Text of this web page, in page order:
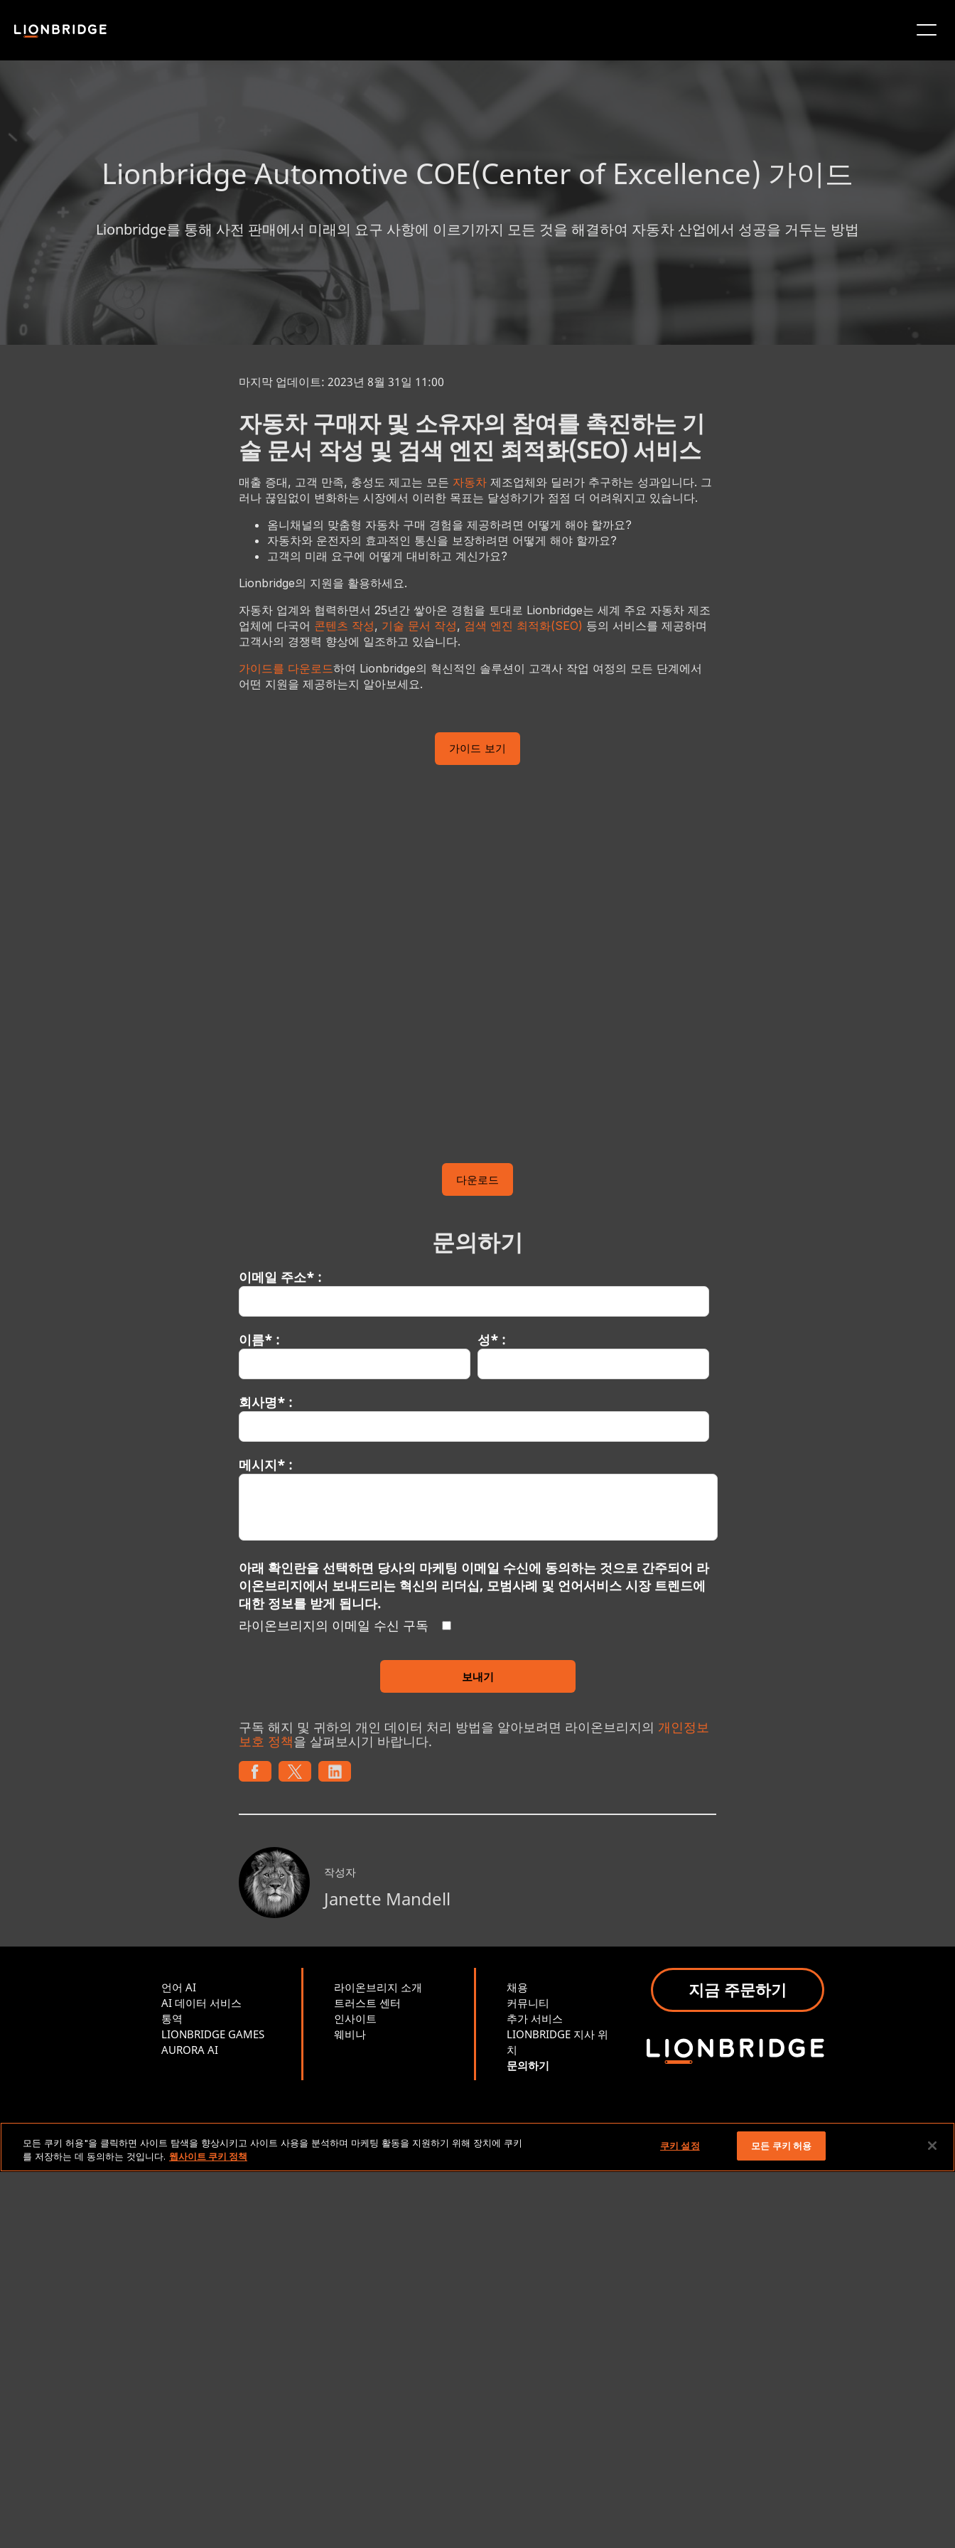
Lionbridge Automotive COE(Center of Excellence) 가이드
Lionbridge를 통해 사전 판매에서 미래의 요구 사항에 이르기까지 모든 것을 해결하여 자동차 산업에서 성공을 거두는 방법
마지막 업데이트: 2023년 8월 31일 11:00
자동차 구매자 및 소유자의 참여를 촉진하는 기
술 문서 작성 및 검색 엔진 최적화(SEO) 서비스
매출 증대, 고객 만족, 충성도 제고는 모든 자동차 제조업체와 딜러가 추구하는 성과입니다. 그
러나 끊임없이 변화하는 시장에서 이러한 목표는 달성하기가 점점 더 어려워지고 있습니다.
옴니채널의 맞춤형 자동차 구매 경험을 제공하려면 어떻게 해야 할까요?
자동차와 운전자의 효과적인 통신을 보장하려면 어떻게 해야 할까요?
고객의 미래 요구에 어떻게 대비하고 계신가요?
Lionbridge의 지원을 활용하세요.
자동차 업계와 협력하면서 25년간 쌓아온 경험을 토대로 Lionbridge는 세계 주요 자동차 제조
업체에 다국어 콘텐츠 작성, 기술 문서 작성, 검색 엔진 최적화(SEO) 등의 서비스를 제공하며
고객사의 경쟁력 향상에 일조하고 있습니다.
가이드를 다운로드하여 Lionbridge의 혁신적인 솔루션이 고객사 작업 여정의 모든 단계에서
어떤 지원을 제공하는지 알아보세요.
가이드 보기
다운로드
문의하기
이메일 주소* :
이름* : 성* :
회사명* :
메시지* :
아래 확인란을 선택하면 당사의 마케팅 이메일 수신에 동의하는 것으로 간주되어 라
이온브리지에서 보내드리는 혁신의 리더십, 모범사례 및 언어서비스 시장 트렌드에
대한 정보를 받게 됩니다.
라이온브리지의 이메일 수신 구독
보내기
구독 해지 및 귀하의 개인 데이터 처리 방법을 알아보려면 라이온브리지의 개인정보
보호 정책을 살펴보시기 바랍니다.
작성자
Janette Mandell
언어 AI
AI 데이터 서비스
통역
LIONBRIDGE GAMES
AURORA AI
라이온브리지 소개
트러스트 센터
인사이트
웨비나
채용
커뮤니티
추가 서비스
LIONBRIDGE 지사 위
치
문의하기
지금 주문하기
법적 고지 및 정책 저작권 2026 Lionbridge Technologies, LLC. 모든 권리 보유.
모든 쿠키 허용"을 클릭하면 사이트 탐색을 향상시키고 사이트 사용을 분석하며 마케팅 활동을 지원하기 위해 장치에 쿠키
를 저장하는 데 동의하는 것입니다. 웹사이트 쿠키 정책
쿠키 설정 모든 쿠키 허용